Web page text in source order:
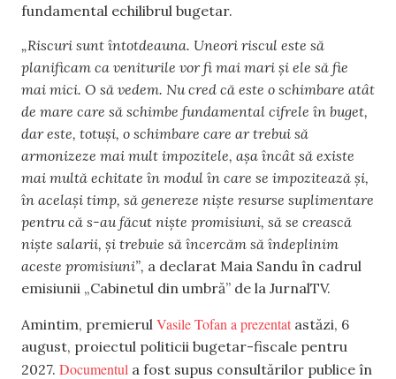
fundamental echilibrul bugetar.
„Riscuri sunt întotdeauna. Uneori riscul este să
planificam ca veniturile vor fi mai mari și ele să fie
mai mici. O să vedem. Nu cred că este o schimbare atât
de mare care să schimbe fundamental cifrele în buget,
dar este, totuși, o schimbare care ar trebui să
armonizeze mai mult impozitele, așa încât să existe
mai multă echitate în modul în care se impozitează și,
în același timp, să genereze niște resurse suplimentare
pentru că s-au făcut niște promisiuni, să se crească
niște salarii, și trebuie să încercăm să îndeplinim
aceste promisiuni”, a declarat Maia Sandu în cadrul
emisiunii „Cabinetul din umbră” de la JurnalTV.
Amintim, premierul Vasile Tofan a prezentat astăzi, 6
august, proiectul politicii bugetar-fiscale pentru
2027. Documentul a fost supus consultărilor publice în